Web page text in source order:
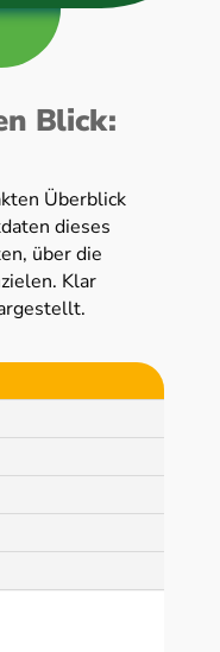
Blick:
Überblick
dieses
über die
Klar